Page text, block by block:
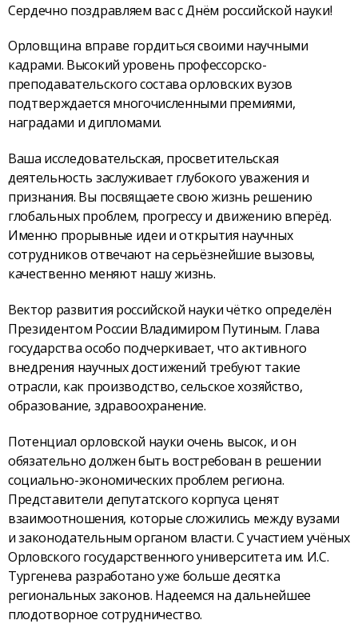
Сердечно поздравляем вас с Днём российской науки!
Орловщина вправе гордиться своими научными
кадрами. Высокий уровень профессорско-
преподавательского состава орловских вузов
подтверждается многочисленными премиями,
наградами и дипломами.
Ваша исследовательская, просветительская
деятельность заслуживает глубокого уважения и
признания. Вы посвящаете свою жизнь решению
глобальных проблем, прогрессу и движению вперёд.
Именно прорывные идеи и открытия научных
сотрудников отвечают на серьёзнейшие вызовы,
качественно меняют нашу жизнь.
Вектор развития российской науки чётко определён
Президентом России Владимиром Путиным. Глава
государства особо подчеркивает, что активного
внедрения научных достижений требуют такие
отрасли, как производство, сельское хозяйство,
образование, здравоохранение.
Потенциал орловской науки очень высок, и он
обязательно должен быть востребован в решении
социально-экономических проблем региона.
Представители депутатского корпуса ценят
взаимоотношения, которые сложились между вузами
и законодательным органом власти. С участием учёных
Орловского государственного университета им. И.С.
Тургенева разработано уже больше десятка
региональных законов. Надеемся на дальнейшее
плодотворное сотрудничество.